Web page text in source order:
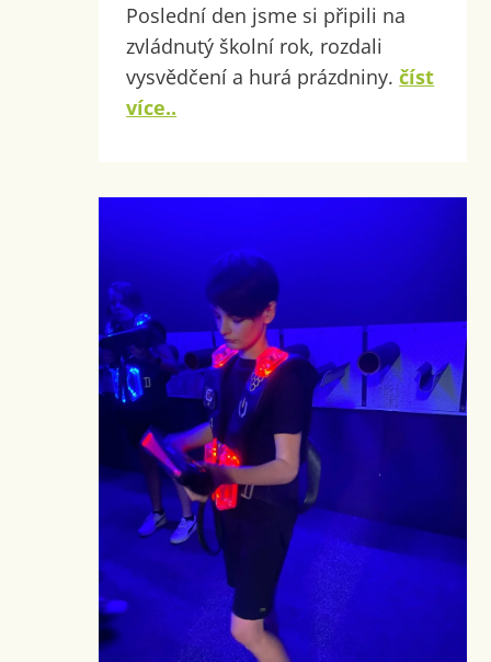
Poslední den jsme si připili na
zvládnutý školní rok, rozdali
vysvědčení a hurá prázdniny.číst
více..